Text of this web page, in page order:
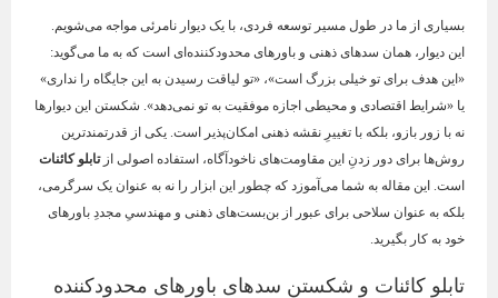
بسیاری از ما در طول مسیر توسعه فردی، با یک دیوار نامرئی مواجه می‌شویم.
این دیوار، همان سدهای ذهنی و باورهای محدودکننده‌ای است که به ما می‌گوید:
«این هدف برای تو خیلی بزرگ است»، «تو لیاقت رسیدن به این جایگاه را نداری»
یا «شرایط اقتصادی و محیطی اجازه موفقیت به تو نمی‌دهد». شکستن این دیوارها
نه با زور بازو، بلکه با تغییرِ نقشه ذهنی امکان‌پذیر است. یکی از قدرتمندترین
روش‌ها برای دور زدنِ این مقاومت‌های ناخودآگاه، استفاده اصولی ازتابلو کائنات
است. این مقاله به شما می‌آموزد که چطور این ابزار را نه به عنوان یک سرگرمی،
بلکه به عنوان سلاحی برای عبور از بن‌بست‌های ذهنی و مهندسیِ مجددِ باورهای
خود به کار بگیرید.
تابلو کائنات و شکستنِ سدهای باورهای محدودکننده